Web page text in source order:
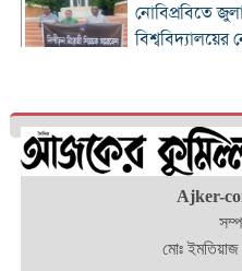
নোবিপ্রবিতে
বিশ্ববিদ্যালয়ের
চৌদ্দগ্রামে
কুমিল্লায় জুলাই
কুমিল্লায়
Ajker-
মোঃ